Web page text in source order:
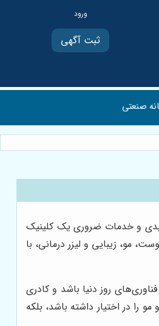
ثبت آگهی
صنعتی
و خدمات ضروری یک کلینیک
مو، زیبایی و لیزر درمانی، با
روز دنیا باشد و کادری
در اختیار داشته باشد، بلکه